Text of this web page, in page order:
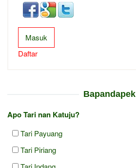
Masuk
Daftar
Bapandapek
Apo Tari nan Katuju?
Tari Payuang
Tari Piriang